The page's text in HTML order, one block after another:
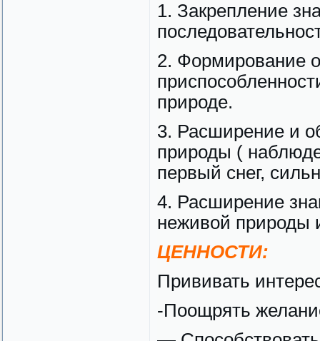
1. Закрепление
2. Формирование
природе.
3. Расширение и
природы (
первый снег,
4. Расширение
неживой природы
ЦЕННОСТИ:
Прививать
-Поощрять